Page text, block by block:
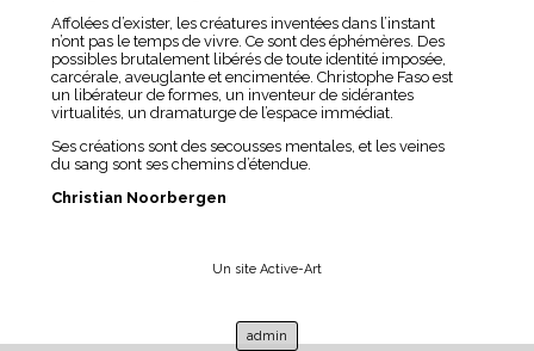
Affolées d’exister, les créatures inventées dans l’instant
n’ont pas le temps de vivre. Ce sont des éphémères. Des
possibles brutalement libérés de toute identité imposée,
carcérale, aveuglante et encimentée. Christophe Faso est
un libérateur de formes, un inventeur de sidérantes
virtualités, un dramaturge de l’espace immédiat.
Ses créations sont des secousses mentales, et les veines
du sang sont ses chemins d’étendue.
Christian Noorbergen
Un site Active-Art
admin